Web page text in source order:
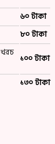
৬০ টাকা
৮০ টাকা
খরচ ১০০ টাকা
১৩০ টাকা